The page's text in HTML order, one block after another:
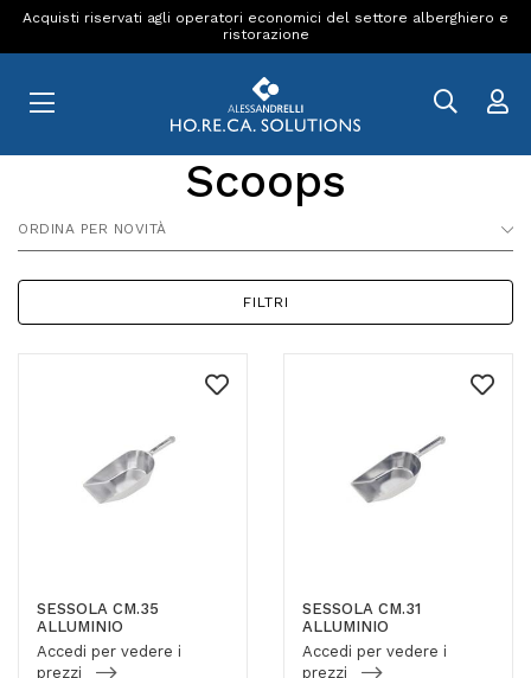
Acquisti riservati agli operatori economici del settore alberghiero e
ristorazione
Scoops
ORDINA PER NOVITÀ
FILTRI
SESSOLA CM.35
ALLUMINIO
Accedi per vedere i
prezzi
SESSOLA CM.31
ALLUMINIO
Accedi per vedere i
prezzi